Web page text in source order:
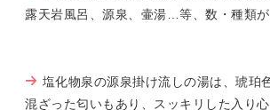
露天岩風呂、源泉、壷湯…等、数・種類
塩化物泉の源泉掛け流しの湯は、琥珀
混ざった匂いもあり、スッキリした入り